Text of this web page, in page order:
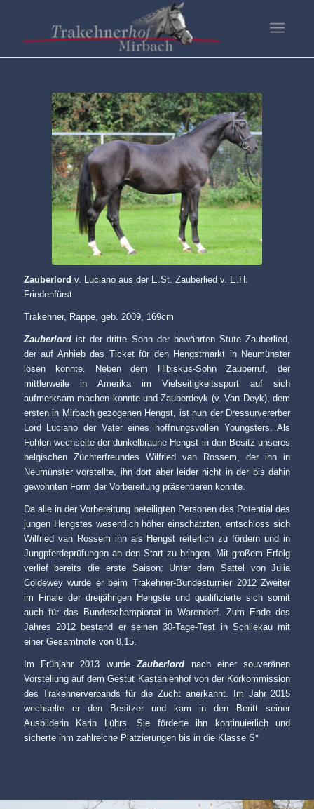
Zauberlord v. Luciano aus der E.St. Zauberlied v. E.H.
Friedenfürst
Trakehner, Rappe, geb. 2009, 169cm
Zauberlord ist der dritte Sohn der bewährten Stute Zauberlied,
der auf Anhieb das Ticket für den Hengstmarkt in Neumünster
lösen konnte. Neben dem Hibiskus-Sohn Zauberruf, der
mittlerweile in Amerika im Vielseitigkeitssport auf sich
aufmerksam machen konnte und Zauberdeyk (v. Van Deyk), dem
ersten in Mirbach gezogenen Hengst, ist nun der Dressurvererber
Lord Luciano der Vater eines hoffnungsvollen Youngsters. Als
Fohlen wechselte der dunkelbraune Hengst in den Besitz unseres
belgischen Züchterfreundes Wilfried van Rossem, der ihn in
Neumünster vorstellte, ihn dort aber leider nicht in der bis dahin
gewohnten Form der Vorbereitung präsentieren konnte.
Da alle in der Vorbereitung beteiligten Personen das Potential des
jungen Hengstes wesentlich höher einschätzten, entschloss sich
Wilfried van Rossem ihn als Hengst reiterlich zu fördern und in
Jungpferdeprüfungen an den Start zu bringen. Mit großem Erfolg
verlief bereits die erste Saison: Unter dem Sattel von Julia
Coldewey wurde er beim Trakehner-Bundesturnier 2012 Zweiter
im Finale der dreijährigen Hengste und qualifizierte sich somit
auch für das Bundeschampionat in Warendorf. Zum Ende des
Jahres 2012 bestand er seinen 30-Tage-Test in Schliekau mit
einer Gesamtnote von 8,15.
Im Frühjahr 2013 wurdeZauberlord
nach einer souveränen
Vorstellung auf dem Gestüt Kastanienhof von der Körkommission
des Trakehnerverbands für die Zucht anerkannt. Im Jahr 2015
wechselte er den Besitzer und kam in den Beritt seiner
Ausbilderin Karin Lührs. Sie förderte ihn kontinuierlich und
sicherte ihm zahlreiche Platzierungen bis in die Klasse S*